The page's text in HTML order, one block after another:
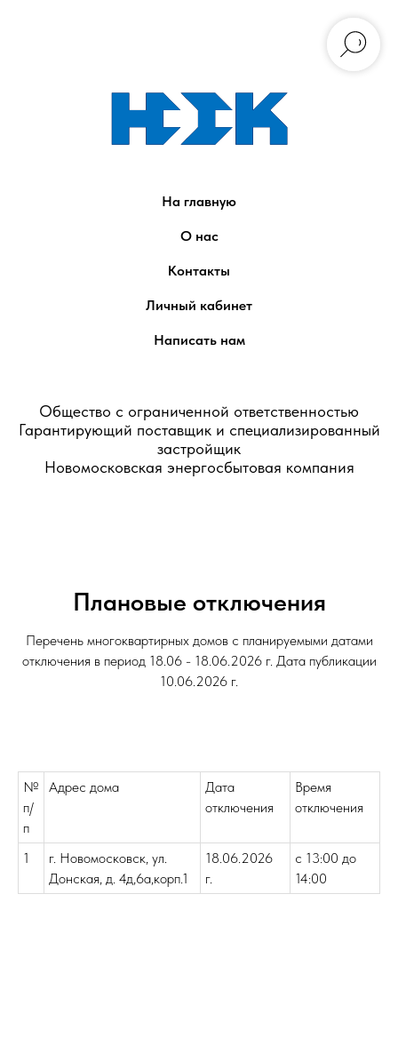
На главную
О нас
Контакты
Личный кабинет
Написать нам
Общество с ограниченной ответственностью
Гарантирующий поставщик и специализированный
застройщик
Новомосковская энергосбытовая компания
Плановые отключения
Перечень многоквартирных домов с планируемыми датами
отключения в период 18.06 - 18.06.2026 г. Дата публикации
10.06.2026 г.
№
п/
п
Адрес дома
Дата
отключения
Время
отключения
1
г. Новомосковск, ул.
Донская, д. 4д,6а,корп.1
18.06.2026
г.
с 13:00 до
14:00